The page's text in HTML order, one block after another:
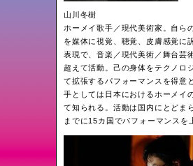
山川冬樹
ホーメイ歌手／現代美術家。自ら
を媒体に視覚、聴覚、皮膚感覚に
表現で、音楽／現代美術／舞台芸
超えて活動。己の身体をテクノロ
て拡張するパフォーマンスを得意
手としては日本におけるホーメイ
て知られる。活動は国内にとどま
までに15カ国でパフォーマンスを